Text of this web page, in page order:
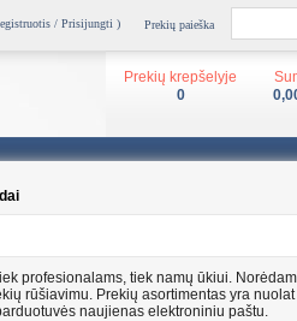
Prekių paieška
/ Prisijungti )
Prekių krepšelyje
0
profesionalams, tiek namų ūkiui.
rūšiavimu. Prekių asortimentas yra
naujienas elektroniniu paštu.